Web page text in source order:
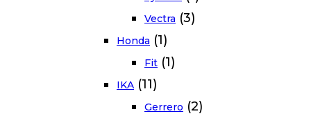
Vectra (3)
Honda (1)
Fit (1)
IKA (11)
Gerrero (2)